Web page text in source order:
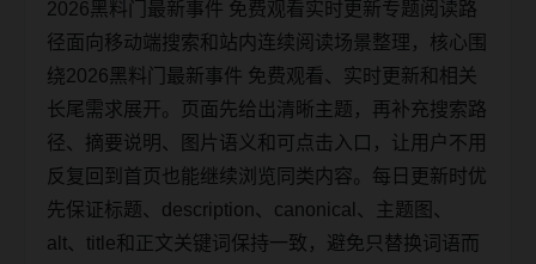
2026黑料门最新事件 免费观看实时更新专题阅读路
径面向移动端搜索和站内连续阅读场景整理，核心围
绕2026黑料门最新事件 免费观看、实时更新和相关
长尾需求展开。页面先给出清晰主题，再补充搜索路
径、摘要说明、图片语义和可点击入口，让用户不用
反复回到首页也能继续浏览同类内容。每日更新时优
先保证标题、description、canonical、主题图、
alt、title和正文关键词保持一致，避免只替换词语而